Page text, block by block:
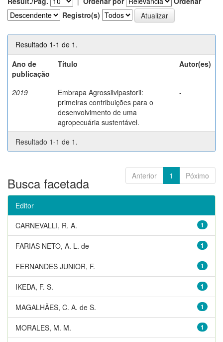
Registro(s)
Resultado 1-1 de 1.
Ano de
publicação
Título Autor(es)
2019
Embrapa Agrossilvipastoril:
primeiras contribuições para o
desenvolvimento de uma
agropecuária sustentável.
-
Resultado 1-1 de 1.
Anterior 1 Póximo
Busca facetada
Editor
1
CARNEVALLI, R. A.
1
FARIAS NETO, A. L. de
1
FERNANDES JUNIOR, F.
1
IKEDA, F. S.
1
MAGALHÃES, C. A. de S.
1
MORALES, M. M.